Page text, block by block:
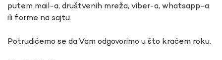
putem mail-a, društvenih mreža, viber-a, whatsapp-a
ili forme na sajtu.
Potrudićemo se da Vam odgovorimo u što kraćem roku.